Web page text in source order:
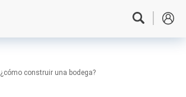
¿cómo construir una bodega?